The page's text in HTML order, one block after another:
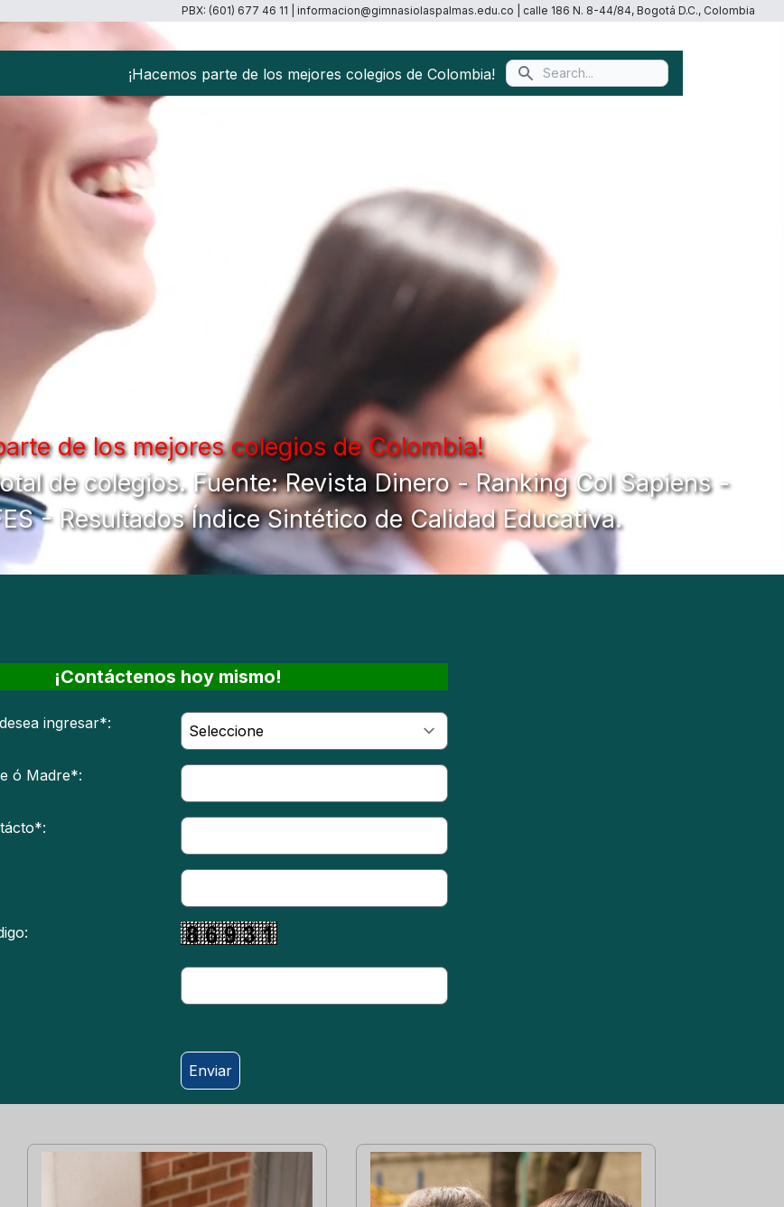
PBX: (601) 677 46 11 | informacion@gimnasiolaspalmas.edu.co | calle 186 N. 8-44/84, Bogotá D.C., Colombia
¡Hacemos parte de los mejores colegios de Colombia!
de los mejores colegios de Colombia!
de colegios. Fuente: Revista Dinero - Ranking Col Sapiens -
- Resultados Índice Sintético de Calidad Educativa.
¡Contáctenos hoy mismo!
ingresar*:
ó Madre*:
Enviar